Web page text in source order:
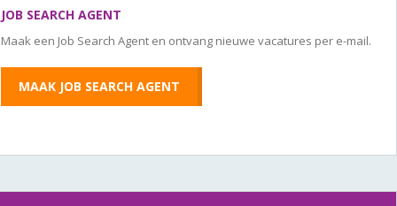
JOB SEARCH AGENT
Maak een Job Search Agent en ontvang nieuwe vacatures per e-mail.
MAAK JOB SEARCH AGENT